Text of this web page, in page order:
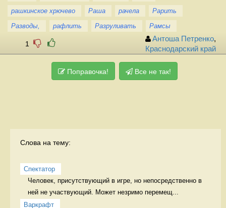
рашкинское хрючево
Раша рачела
Рарить
Разводы,
рафлить Разруливать Рамсы
1
Антоша Петренко,
Краснодарский край
Поправочка! Все не так!
Слова на тему:
Спектатор
Человек, присутствующий в игре, но непосредственно в
ней не участвующий. Может незримо перемещ...
Варкрафт